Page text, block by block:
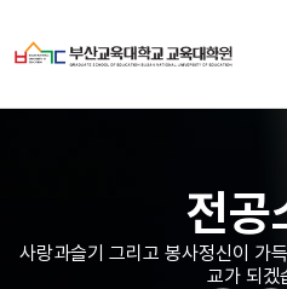
전공
사랑과슬기 그리고 봉사정신이 가
교가 되겠